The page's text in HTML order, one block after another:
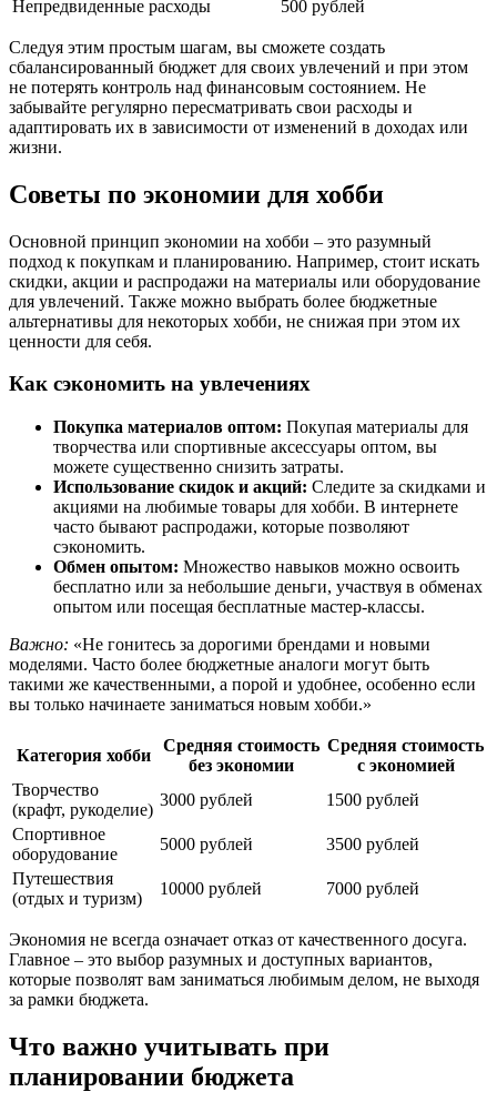
Непредвиденные расходы 500 рублей
Следуя этим простым шагам, вы сможете создать
сбалансированный бюджет для своих увлечений и при этом
не потерять контроль над финансовым состоянием. Не
забывайте регулярно пересматривать свои расходы и
адаптировать их в зависимости от изменений в доходах или
жизни.
Советы по экономии для хобби
Основной принцип экономии на хобби – это разумный
подход к покупкам и планированию. Например, стоит искать
скидки, акции и распродажи на материалы или оборудование
для увлечений. Также можно выбрать более бюджетные
альтернативы для некоторых хобби, не снижая при этом их
ценности для себя.
Как сэкономить на увлечениях
Покупка материалов оптом: Покупая материалы для
творчества или спортивные аксессуары оптом, вы
можете существенно снизить затраты.
Использование скидок и акций: Следите за скидками и
акциями на любимые товары для хобби. В интернете
часто бывают распродажи, которые позволяют
сэкономить.
Обмен опытом: Множество навыков можно освоить
бесплатно или за небольшие деньги, участвуя в обменах
опытом или посещая бесплатные мастер-классы.
Важно: «Не гонитесь за дорогими брендами и новыми
моделями. Часто более бюджетные аналоги могут быть
такими же качественными, а порой и удобнее, особенно если
вы только начинаете заниматься новым хобби.»
Категория хобби
Средняя стоимость
без экономии
Средняя стоимость
с экономией
Творчество
(крафт, рукоделие)
3000 рублей
1500 рублей
Спортивное
оборудование
5000 рублей
3500 рублей
Путешествия
(отдых и туризм)
10000 рублей 7000 рублей
Экономия не всегда означает отказ от качественного досуга.
Главное – это выбор разумных и доступных вариантов,
которые позволят вам заниматься любимым делом, не выходя
за рамки бюджета.
Что важно учитывать при
планировании бюджета